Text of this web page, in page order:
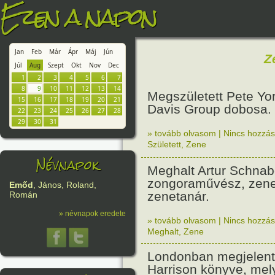
Ezen a napon
Jan Feb Már Ápr Máj
Jún
Júl
Aug Szept Okt Nov
Dec
1
2 3 4 5 6
7
8
9 10 11 12 13
14
15
16 17 18 19 20
21
22
23 24 25 26 27
28
29
30 31
Névnapok
Emőd, János, Roland,
Román
» névnapok eredete
Megszületett Pete
Davis Group dobosa.
» tovább olvasom | Nincs
Született Zene
Meghalt Artur
zongoraművész,
zenetanár.
» tovább olvasom | Nincs
Meghalt Zene
Londonban
Harrison könyve,